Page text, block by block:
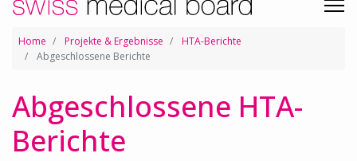
Home Projekte & Ergebnisse
HTA-Berichte
Abgeschlossene Berichte
Abgeschlossene HTA-
Berichte